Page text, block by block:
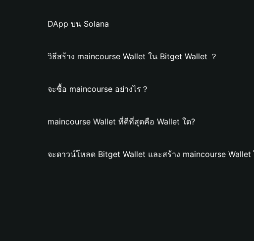
DApp บน Solana
วิธีสร้าง maincourse Wallet ใน Bitget Wallet ？
จะซื้อ maincourse อย่างไร？
maincourse Wallet ที่ดีที่สุดคือ Wallet ใด?
จะดาวน์โหลด Bitget Wallet และสร้าง maincourse Wallet